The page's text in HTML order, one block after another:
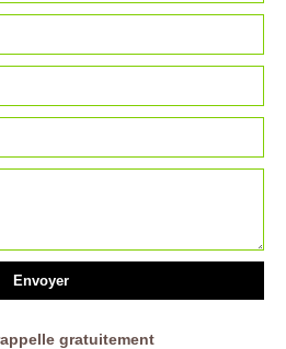
gratuitement